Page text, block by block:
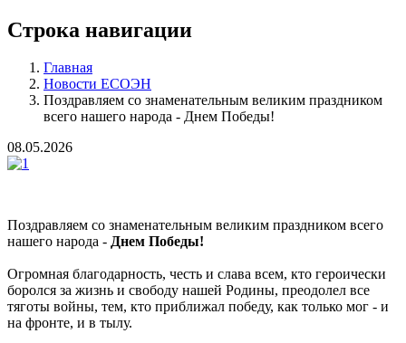
Строка навигации
Главная
Новости ЕСОЭН
Поздравляем со знаменательным великим праздником
всего нашего народа - Днем Победы!
08.05.2026
Поздравляем со знаменательным великим праздником всего
нашего народа - Днем Победы!
Огромная благодарность, честь и слава всем, кто героически
боролся за жизнь и свободу нашей Родины, преодолел все
тяготы войны, тем, кто приближал победу, как только мог - и
на фронте, и в тылу.